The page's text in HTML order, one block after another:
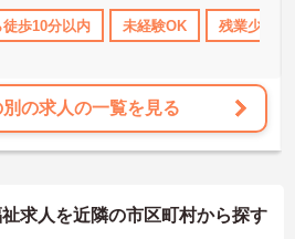
無資格OK 年間休日110日以上
歩10分以内 未経験OK 残業少なめ
の求人の一覧を見る
求人を近隣の市区町村から探す